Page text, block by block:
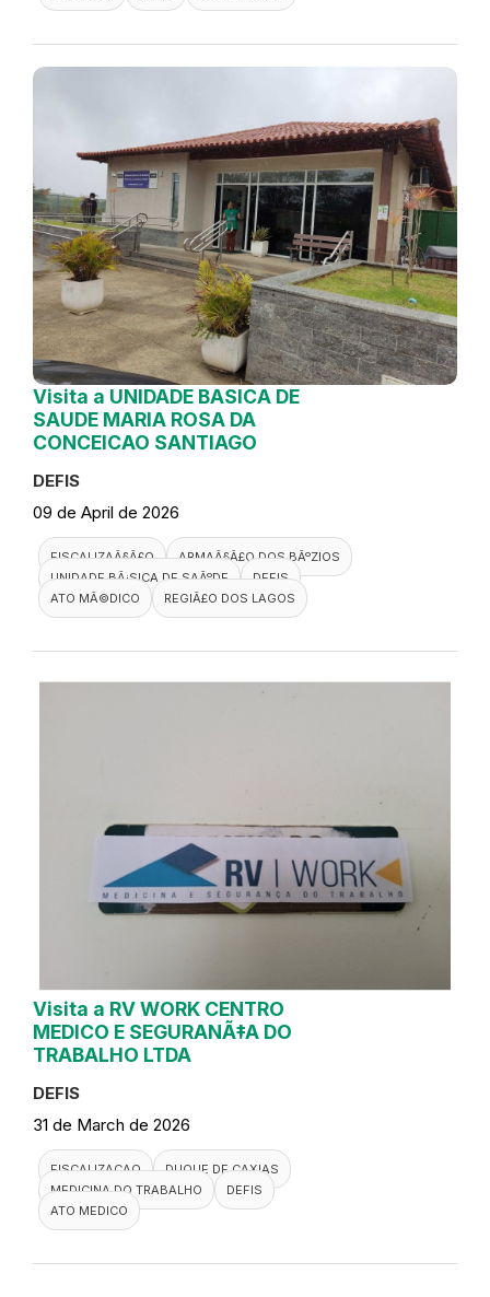
Visita a UNIDADE BASICA DE
SAUDE MARIA ROSA DA
CONCEICAO SANTIAGO
DEFIS
09 de April de 2026
FISCALIZAÃ§Ã£O
ARMAÃ§Ã£O DOS BÃºZIOS
UNIDADE BÃ¡SICA DE SAÃºDE
DEFIS
ATO MÃ©DICO
REGIÃ£O DOS LAGOS
Visita a RV WORK CENTRO
MEDICO E SEGURANÃ‡A DO
TRABALHO LTDA
DEFIS
31 de March de 2026
FISCALIZACAO
DUQUE DE CAXIAS
MEDICINA DO TRABALHO
DEFIS
ATO MEDICO